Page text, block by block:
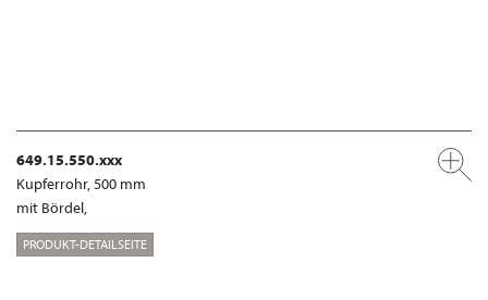
649.15.550.xxx
Kupferrohr, 500 mm
mit Bördel,
PRODUKT-DETAILSEITE